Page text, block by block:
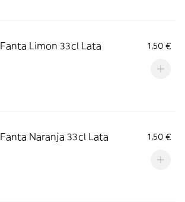
Fanta Limon 33cl Lata 1,50 €
Fanta Naranja 33cl Lata 1,50 €